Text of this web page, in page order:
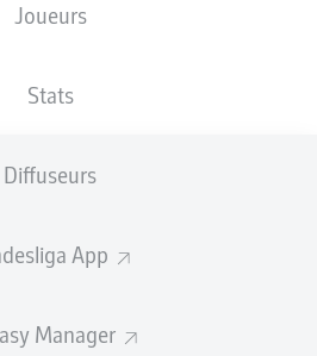
Joueurs
Stats
Diffuseurs
App
Manager